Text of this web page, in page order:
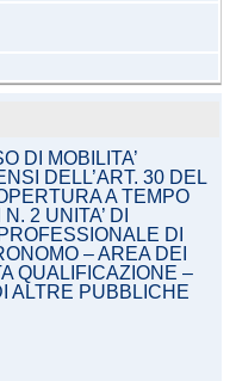
DI MOBILITA’
DELL’ART. 30 DEL
A TEMPO
2 UNITA’ DI
DI
– AREA DEI
QUALIFICAZIONE –
ALTRE PUBBLICHE